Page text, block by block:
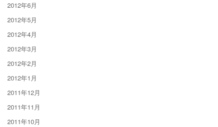
2012年6月
2012年5月
2012年4月
2012年3月
2012年2月
2012年1月
2011年12月
2011年11月
2011年10月